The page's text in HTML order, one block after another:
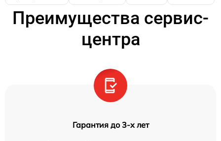
Преимущества сервис-
центра
Гарантия до 3-х лет